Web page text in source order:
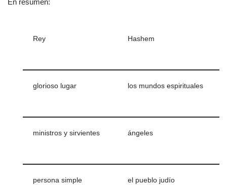
En resumen:
Rey Hashem
glorioso lugar los mundos espirituales
ministros y sirvientes ángeles
persona simple el pueblo judío